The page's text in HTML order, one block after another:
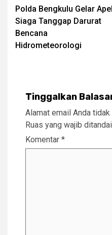
navigation
Polda Bengkulu Gelar Apel
Siaga Tanggap Darurat
Bencana
Hidrometeorologi
Tinggalkan
Alamat email Anda
Ruas yang wajib ditandai
Komentar *